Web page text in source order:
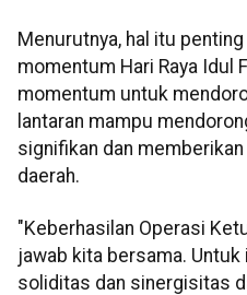
Menurutnya, hal itu
momentum Hari Raya Idul
momentum untuk
lantaran mampu
signifikan dan memberikan
daerah.
"Keberhasilan Operasi
jawab kita bersama.
soliditas dan sinergisitas